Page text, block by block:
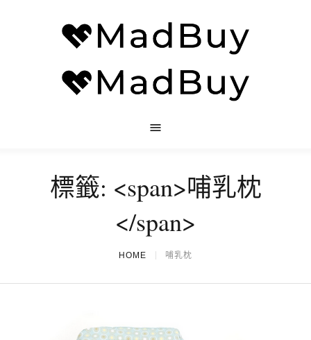
標籤: <span>哺乳枕
</span>
HOME 哺乳枕